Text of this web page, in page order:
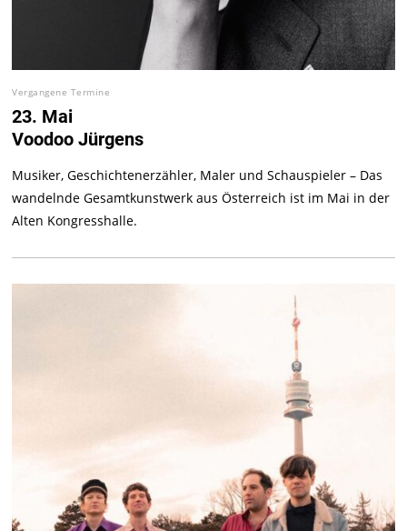
Vergangene Termine
23. Mai
Voodoo Jürgens
Musiker, Geschichtenerzähler, Maler und Schauspieler – Das
wandelnde Gesamtkunstwerk aus Österreich ist im Mai in der
Alten Kongresshalle.